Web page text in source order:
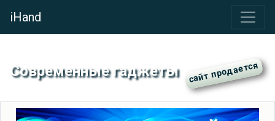
iHand
Современные гаджеты